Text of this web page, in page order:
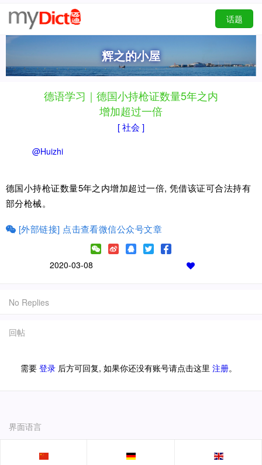
话题
辉之的小屋
德语学习｜德国小持枪证数量5年之内
增加超过一倍
[ 社会 ]
@Huizhi
德国小持枪证数量5年之内增加超过一倍, 凭借该证可合法持有
部分枪械。
[外部链接] 点击查看微信公众号文章
2020-03-08
No Replies
回帖
需要 登录 后方可回复, 如果你还没有账号请点击这里 注册。
界面语言